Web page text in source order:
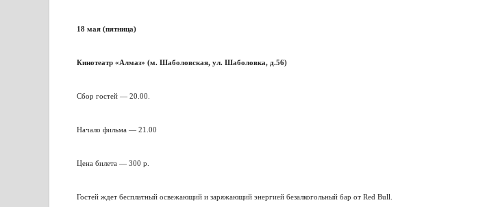
18 мая (пятница)
Кинотеатр «Алмаз» (м. Шаболовская, ул. Шаболовка, д.56)
Сбор гостей — 20.00.
Начало фильма — 21.00
Цена билета — 300 р.
Гостей ждет бесплатный освежающий и заряжающий энергией безалкогольный бар от Red Bull.